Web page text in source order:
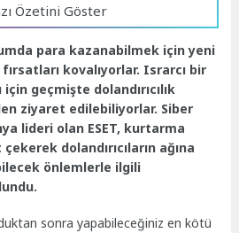
Özetini Göster
para kazanabilmek için yeni
kovalıyorlar. Israrcı bir
geçmişte dolandırıcılık
ziyaret edilebiliyorlar. Siber
lideri olan ESET, kurtarma
dolandırıcıların ağına
önlemlerle ilgili
sonra yapabileceğiniz en kötü